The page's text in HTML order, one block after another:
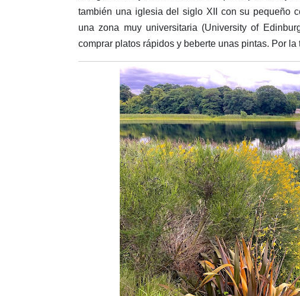
también una iglesia del siglo XII con su pequeño
una zona muy universitaria (University of
comprar platos rápidos y beberte unas pintas. Por